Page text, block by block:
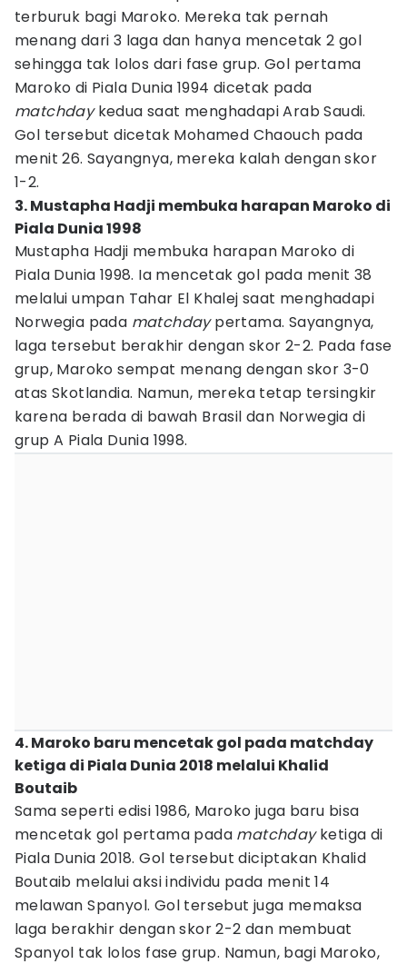
terburuk bagi Maroko. Mereka tak pernah
menang dari 3 laga dan hanya mencetak 2 gol
sehingga tak lolos dari fase grup. Gol pertama
Maroko di Piala Dunia 1994 dicetak pada
matchdaykedua saat menghadapi Arab Saudi.
Gol tersebut dicetak Mohamed Chaouch pada
menit 26. Sayangnya, mereka kalah dengan skor
1-2.
3. Mustapha Hadji membuka harapan Maroko di
Piala Dunia 1998
Mustapha Hadji membuka harapan Maroko di
Piala Dunia 1998. Ia mencetak gol pada menit 38
melalui umpan Tahar El Khalej saat menghadapi
Norwegia pada matchdaypertama. Sayangnya,
laga tersebut berakhir dengan skor 2-2. Pada fase
grup, Maroko sempat menang dengan skor 3-0
atas Skotlandia. Namun, mereka tetap tersingkir
karena berada di bawah Brasil dan Norwegia di
grup A Piala Dunia 1998.
4. Maroko baru mencetak gol pada matchday
ketiga di Piala Dunia 2018 melalui Khalid
Boutaib
Sama seperti edisi 1986, Maroko juga baru bisa
mencetak gol pertama pada matchdayketiga di
Piala Dunia 2018. Gol tersebut diciptakan Khalid
Boutaib melalui aksi individu pada menit 14
melawan Spanyol. Gol tersebut juga memaksa
laga berakhir dengan skor 2-2 dan membuat
Spanyol tak lolos fase grup. Namun, bagi Maroko,